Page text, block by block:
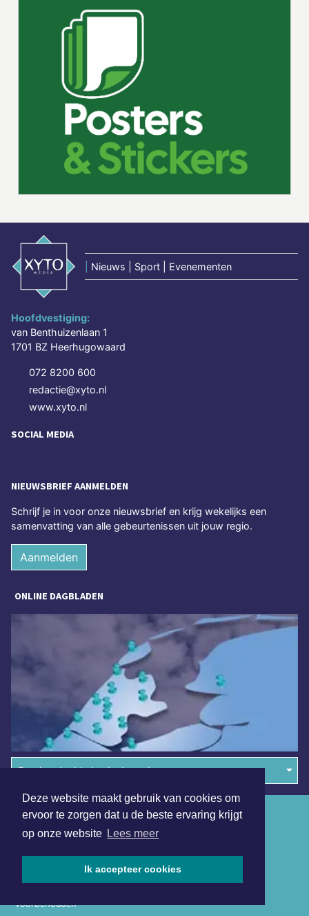
Deze website maakt gebruik van cookies om
ervoor te zorgen dat u de beste ervaring krijgt
op onze website Lees meer
Ik accepteer cookies
Nieuws | Sport | Evenementen
Hoofdvestiging:
van Benthuizenlaan 1
1701 BZ Heerhugowaard
072 8200 600
redactie@xyto.nl
www.xyto.nl
SOCIAL MEDIA
NIEUWSBRIEF AANMELDEN
Schrijf je in voor onze nieuwsbrief en krijg wekelijks een
samenvatting van alle gebeurtenissen uit jouw regio.
Aanmelden
ONLINE DAGBLADEN
Overige dagbladen in de regio
voorbehouden
Algemene voorwaarden
Disclaimer